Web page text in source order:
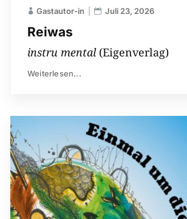
Reiwas
Gastautor-in Juli 23, 2026
instru mental(Eigenverlag)
Weiterlesen...